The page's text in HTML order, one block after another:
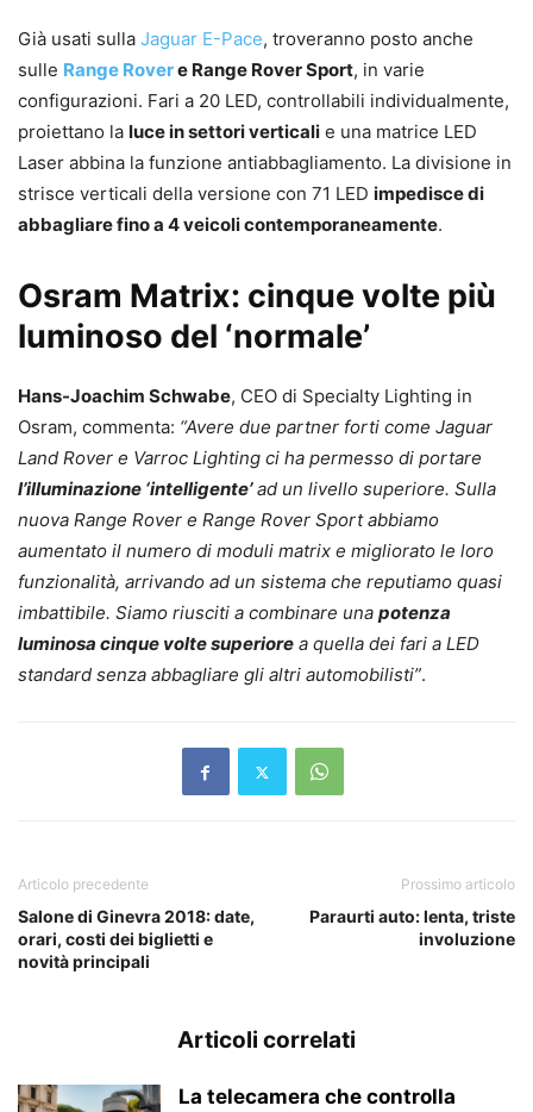
Già usati sulla Jaguar E-Pace, troveranno posto anche
sulle Range Rovere Range Rover Sport, in varie
configurazioni. Fari a 20 LED, controllabili individualmente,
proiettano la luce in settori verticali e una matrice LED
Laser abbina la funzione antiabbagliamento. La divisione in
strisce verticali della versione con 71 LED impedisce di
abbagliare fino a 4 veicoli contemporaneamente.
Osram Matrix: cinque volte più
luminoso del ‘normale’
Hans-Joachim Schwabe, CEO di Specialty Lighting in
Osram, commenta: “Avere due partner forti come Jaguar
Land Rover e Varroc Lighting ci ha permesso di portare
l’illuminazione ‘intelligente’ad un livello superiore. Sulla
nuova Range Rover e Range Rover Sport abbiamo
aumentato il numero di moduli matrix e migliorato le loro
funzionalità, arrivando ad un sistema che reputiamo quasi
imbattibile. Siamo riusciti a combinare una potenza
luminosa cinque volte superiore a quella dei fari a LED
standard senza abbagliare gli altri automobilisti”.
Articolo precedente
Salone di Ginevra 2018: date,
orari, costi dei biglietti e
novità principali
Prossimo articolo
Paraurti auto: lenta, triste
involuzione
Articoli correlati
La telecamera che controlla